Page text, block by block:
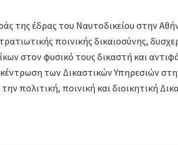
της έδρας του Ναυτοδικείου στην
ποινικής δικαιοσύνης,
στον φυσικό τους δικαστή και
των Δικαστικών Υπηρεσιών
πολιτική, ποινική και διοικητική